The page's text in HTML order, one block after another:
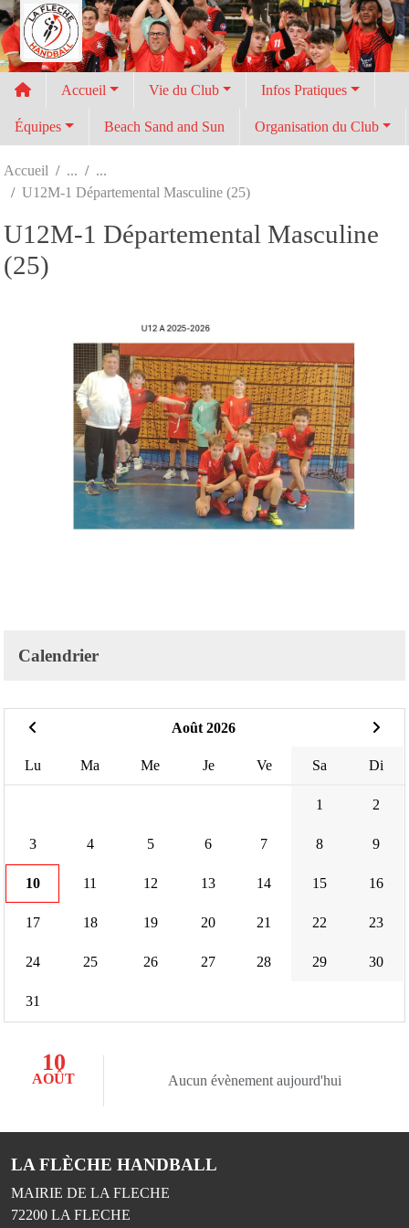
Accueil Vie du Club Infos Pratiques
Équipes Beach Sand and Sun Organisation du Club
Accueil
U12M-1 Départemental Masculine (25)
U12M-1 Départemental Masculine
(25)
Calendrier
Août 2026
Lu Ma Me Je Ve Sa Di
1 2
3 4 5 6 7 8 9
10 11 12 13 14 15 16
17 18 19 20 21 22 23
24 25 26 27 28 29 30
31
10
AOÛT Aucun évènement aujourd'hui
LA FLÈCHE HANDBALL
MAIRIE DE LA FLECHE
72200 LA FLECHE
Panneau de gestion des cookies